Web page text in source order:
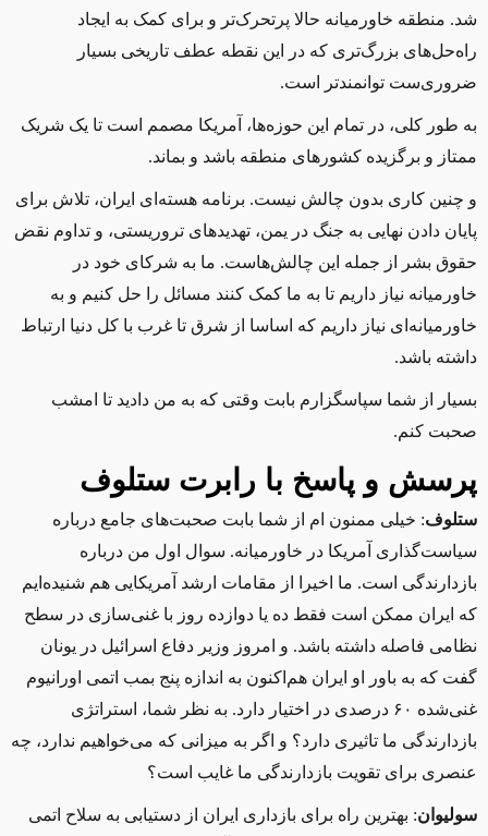
شد. ‌منطقه خاورمیانه حالا پرتحرک‌تر و برای کمک به ایجاد
راه‌حل‌های بزرگ‌تری که در این نقطه عطف تاریخی بسیار
ضروری‌ست توانمندتر است.‌
به طور کلی، در تمام این حوزه‌ها، آمریکا مصمم است تا یک شریک
ممتاز و برگزیده کشورهای منطقه باشد و بماند.
و چنین کاری بدون چالش نیست. برنامه هسته‌ای ایران، تلاش برای
پایان دادن نهایی به جنگ در یمن، تهدیدهای تروریستی، و تداوم نقض
حقوق بشر از جمله این چالش‌هاست. ما به شرکای خود در
خاورمیانه نیاز داریم تا به ما کمک کنند مسائل را حل کنیم و به
خاورمیانه‌ای نیاز داریم که اساسا از شرق تا غرب با کل دنیا ارتباط
داشته باشد.
بسیار از شما سپاسگزارم بابت وقتی که به من دادید تا امشب
صحبت کنم.
پرسش و پاسخ با رابرت ستلوف
ستلوف: خیلی ممنون ام از شما بابت صحبت‌های جامع درباره
سیاست‌گذاری آمریکا در خاورمیانه. سوال اول من درباره
بازدارندگی است. ما اخیرا از مقامات ارشد آمریکایی هم شنیده‌ایم
که ایران ممکن است فقط ده یا دوازده روز با غنی‌سازی در سطح
نظامی فاصله داشته باشد. و امروز وزیر دفاع اسرائیل در یونان
گفت که به باور او ایران هم‌اکنون به اندازه پنج بمب اتمی اورانیوم
غنی‌شده ۶۰ درصدی در اختیار دارد. به نظر شما، استراتژی
بازدارندگی ما تاثیری دارد؟ و اگر به میزانی که می‌خواهیم ندارد، چه
عنصری برای تقویت بازدارندگی ما غایب است؟
سولیوان: بهترین راه برای بازداری ایران از دستیابی به سلاح اتمی